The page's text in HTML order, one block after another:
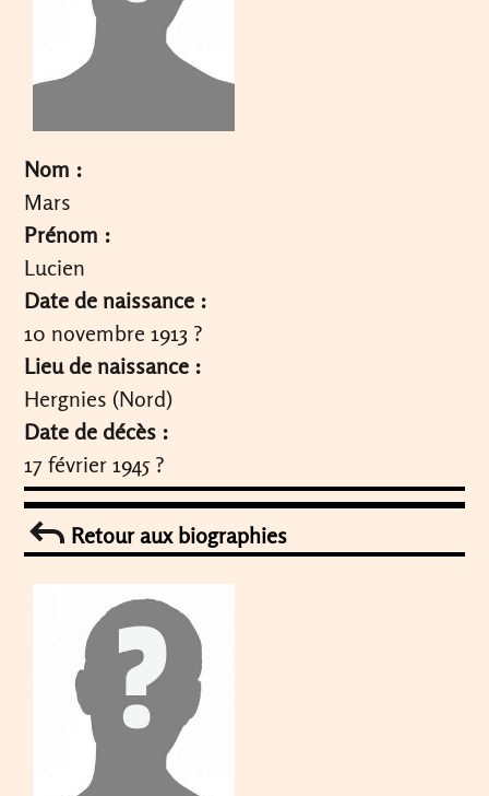
Nom :
Mars
Prénom :
Lucien
Date de naissance :
10 novembre 1913 ?
Lieu de naissance :
Hergnies (Nord)
Date de décès :
17 février 1945 ?
Retour aux biographies